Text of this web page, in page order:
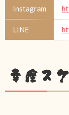
Instagram
LINE
幸座ス